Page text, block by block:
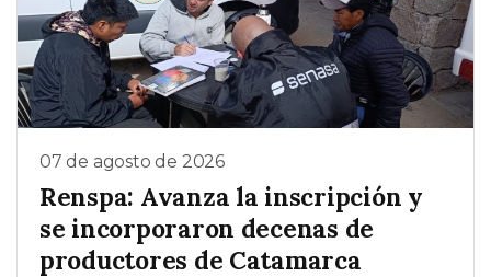
07 de agosto de 2026
Renspa: Avanza la inscripción y
se incorporaron decenas de
productores de Catamarca